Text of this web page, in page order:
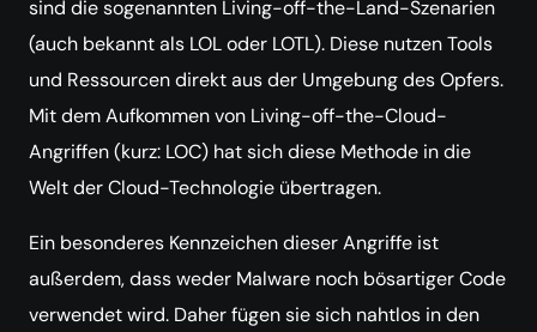
sind die sogenannten Living-off-the-Land-Szenarien
(auch bekannt als LOL oder LOTL). Diese nutzen Tools
und Ressourcen direkt aus der Umgebung des Opfers.
Mit dem Aufkommen von Living-off-the-Cloud-
Angriffen (kurz: LOC) hat sich diese Methode in die
Welt der Cloud-Technologie übertragen.
Ein besonderes Kennzeichen dieser Angriffe ist
außerdem, dass weder Malware noch bösartiger Code
verwendet wird. Daher fügen sie sich nahtlos in den